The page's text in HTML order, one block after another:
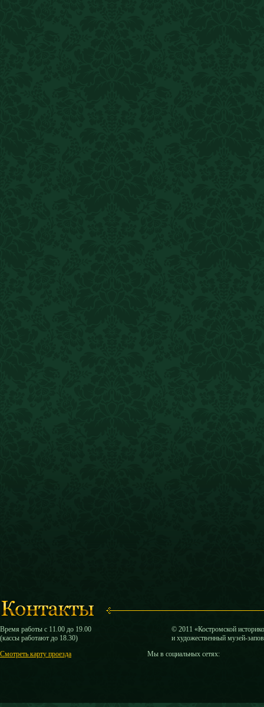
Время работы с 11.00 до 19.00
(кассы работают до 18.30)
Смотреть карту проезда
© 2011 «Костромской
и художественный музей-
Мы в социальных сетях: